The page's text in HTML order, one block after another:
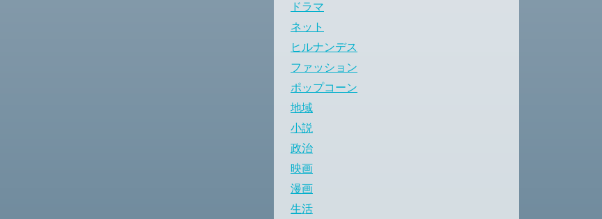
ドラマ
ネット
ヒルナンデス
ファッション
ポップコーン
地域
小説
政治
映画
漫画
生活